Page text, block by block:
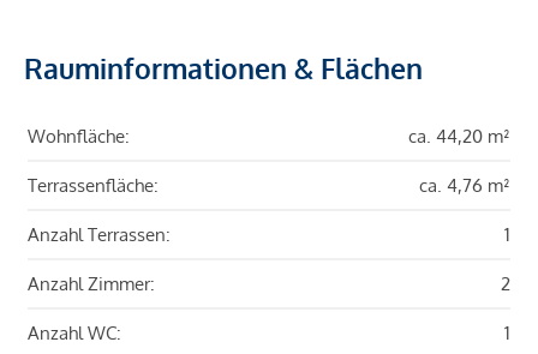
Rauminformationen & Flächen
Wohnfläche: ca. 44,20 m²
Terrassenfläche: ca. 4,76 m²
Anzahl Terrassen: 1
Anzahl Zimmer: 2
Anzahl WC: 1